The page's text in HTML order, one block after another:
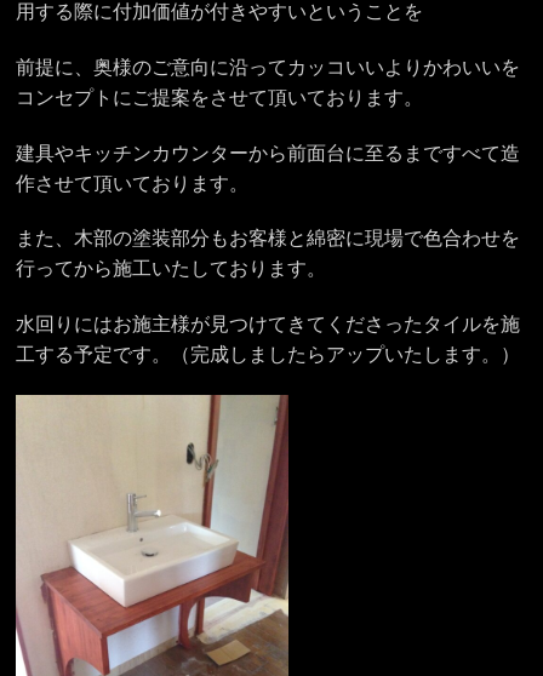
用する際に付加価値が付きやすいということを
前提に、奥様のご意向に沿ってカッコいいよりかわいいを
コンセプトにご提案をさせて頂いております。
建具やキッチンカウンターから前面台に至るまですべて造
作させて頂いております。
また、木部の塗装部分もお客様と綿密に現場で色合わせを
行ってから施工いたしております。
水回りにはお施主様が見つけてきてくださったタイルを施
工する予定です。（完成しましたらアップいたします。）